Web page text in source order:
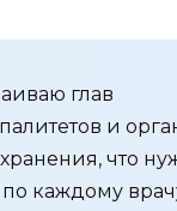
глав
и
что
каждому